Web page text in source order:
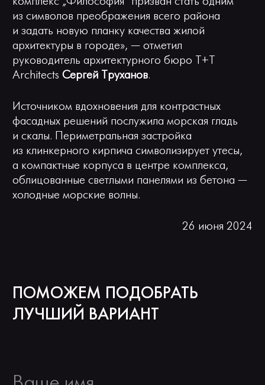
из символов преображения всего района
и задать новую планку качества жилой
архитектуры в городе», — отметил
руководитель архитектурного бюро T+T
Architects Сергей Труханов.
Источником вдохновения для контрастных
фасадных решений послужила морская гладь
и скалы. Периметральная застройка
из клинкерного кирпича символизирует утесы,
а компактные корпуса в центре комплекса,
облицованные светлыми панелями из бетона —
холодные морские волны.
26 июня 2024
ПОМОЖЕМ ПОДОБРАТЬ
ЛУЧШИЙ ВАРИАНТ